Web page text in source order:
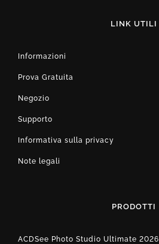
LINK UTILI
Informazioni
Prova Gratuita
Negozio
Supporto
Informativa sulla privacy
Note legali
PRODOTTI
ACDSee Photo Studio Ultimate 2026